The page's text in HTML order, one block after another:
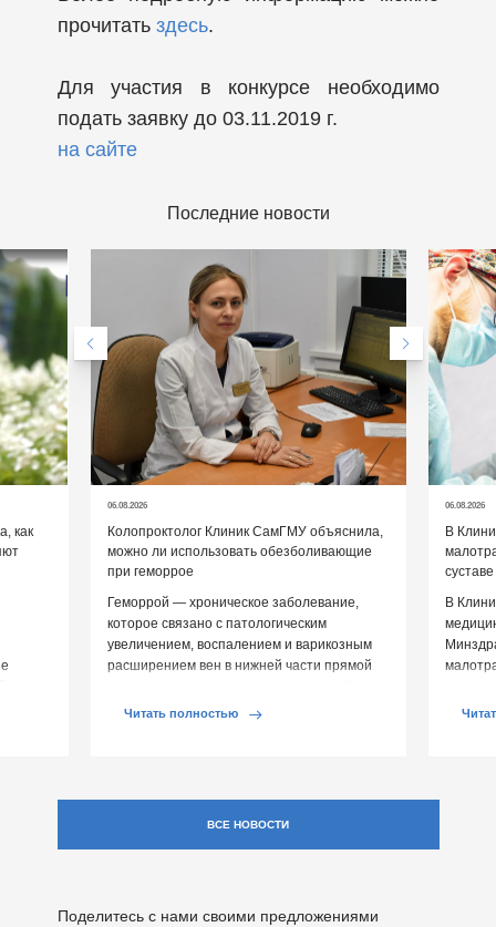
прочитать здесь.
Для участия в конкурсе необходимо
подать заявку до 03.11.2019 г.
на сайте
Последние новости
как
06.08.2026
Колопроктолог Клиник СамГМУ объяснила,
можно ли использовать обезболивающие
при геморрое
Геморрой — хроническое заболевание,
которое связано с патологическим
увеличением, воспалением и варикозным
расширением вен в нижней части прямой
обострении […]
Читать полностью
06.08.2026
В
суставе
В
ВСЕ НОВОСТИ
Поделитесь с нами своими предложениями